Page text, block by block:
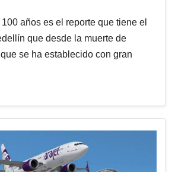
años es el reporte que tiene el
que desde la muerte de
se ha establecido con gran